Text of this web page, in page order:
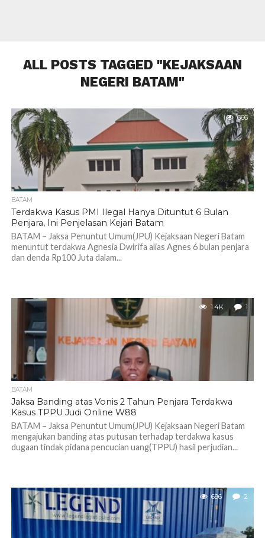
ALL POSTS TAGGED "KEJAKSAAN
NEGERI BATAM"
666
BATAM
Terdakwa Kasus PMI Ilegal Hanya Dituntut 6 Bulan
Penjara, Ini Penjelasan Kejari Batam
BATAM – Jaksa Penuntut Umum(JPU) Kejaksaan Negeri Batam
menuntut terdakwa Agnesia Dwirifa alias Agnes 6 bulan penjara
dan denda Rp100 Juta dalam...
1.4K 1
BATAM
Jaksa Banding atas Vonis 2 Tahun Penjara Terdakwa
Kasus TPPU Judi Online W88
BATAM – Jaksa Penuntut Umum(JPU) Kejaksaan Negeri Batam
mengajukan banding atas putusan terhadap terdakwa kasus
dugaan tindak pidana pencucian uang(TPPU) hasil perjudian...
696 2